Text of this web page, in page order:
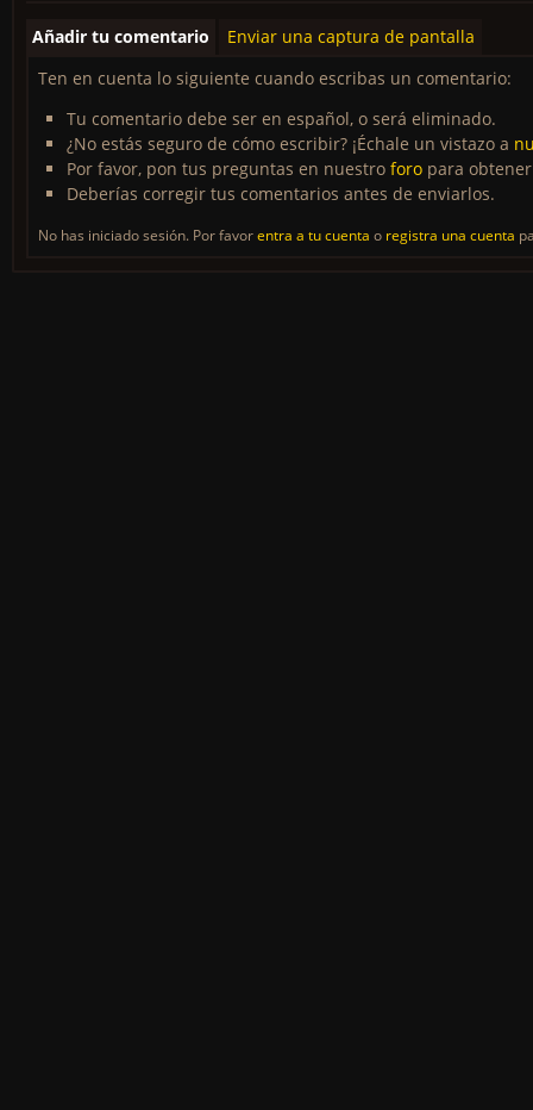
Añadir tu comentario
Enviar una captura de pantalla
Ten en cuenta lo siguiente cuando escribas un comentario:
Tu comentario debe ser en español, o será eliminado.
¿No estás seguro de cómo escribir? ¡Échale un vistazo a
Por favor, pon tus preguntas en nuestro foro para
Deberías corregir tus comentarios antes de enviarlos.
No has iniciado sesión. Por favorentra a tu cuenta o registra una cuenta